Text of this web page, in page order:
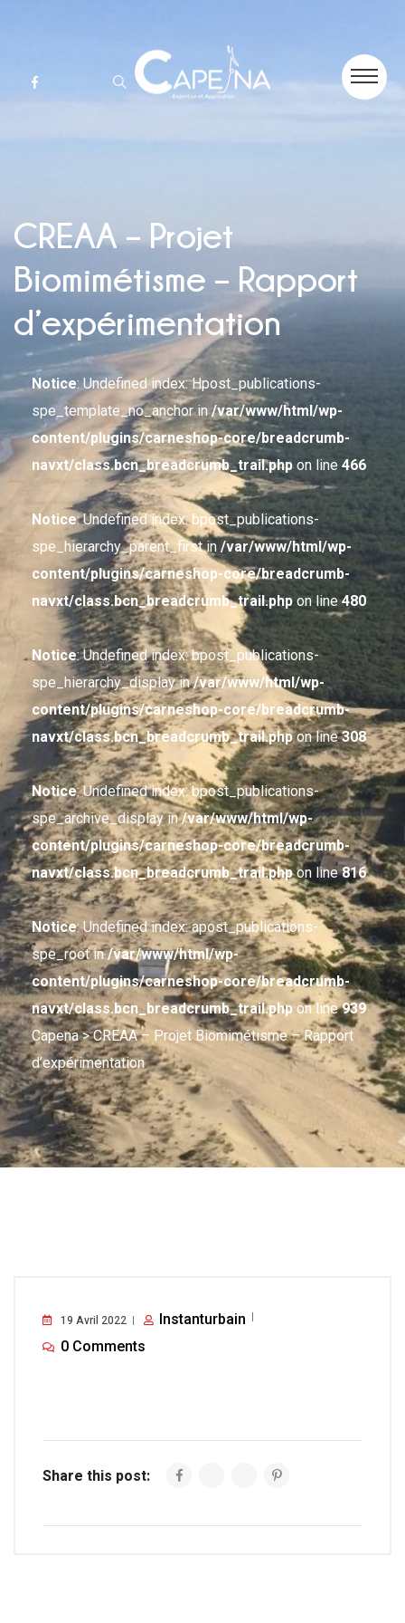
CREAA – Projet
Biomimétisme – Rapport
d’expérimentation
Notice: Undefined index: Hpost_publications-
spe_template_no_anchor in/var/www/html/wp-
content/plugins/carneshop-core/breadcrumb-
navxt/class.bcn_breadcrumb_trail.phpon line 466
Notice: Undefined index: bpost_publications-
spe_hierarchy_parent_first in /var/www/html/wp-
content/plugins/carneshop-core/breadcrumb-
navxt/class.bcn_breadcrumb_trail.php on line480
Notice: Undefined index: bpost_publications-
spe_hierarchy_display in/var/www/html/wp-
content/plugins/carneshop-core/breadcrumb-
navxt/class.bcn_breadcrumb_trail.phpon line308
Notice: Undefined index: bpost_publications-
spe_archive_display in/var/www/html/wp-
content/plugins/carneshop-core/breadcrumb-
navxt/class.bcn_breadcrumb_trail.phpon line816
Notice: Undefined index: apost_publications-
spe_root in/var/www/html/wp-
content/plugins/carneshop-core/breadcrumb-
navxt/class.bcn_breadcrumb_trail.php on line939
Capena> CREAA – Projet Biomimétisme – Rapport
d’expérimentation
19 Avril 2022
Instanturbain
0 Comments
Share this post: